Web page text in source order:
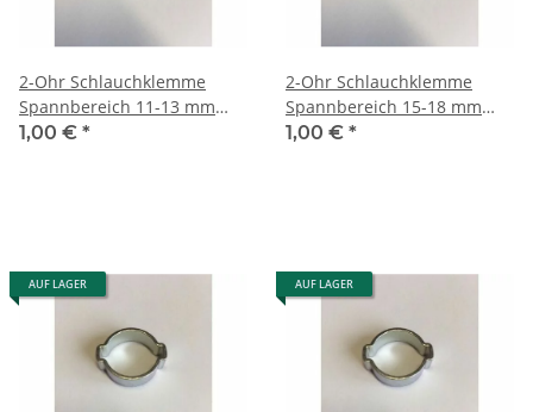
2-Ohr Schlauchklemme
Spannbereich 11-13 mm
(W1)
1,00 € *
2-Ohr Schlauchklemme
Spannbereich 15-18 mm
(W1)
1,00 € *
AUF LAGER AUF LAGER